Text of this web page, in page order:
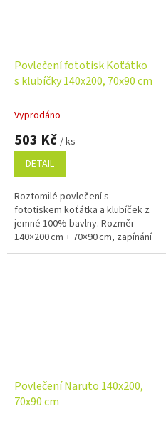
Povlečení fototisk Koťátko
s klubíčky 140x200, 70x90 cm
Vyprodáno
503 Kč / ks
DETAIL
Roztomilé povlečení s
fototiskem koťátka a klubíček z
jemné 100% bavlny. Rozměr
140×200 cm + 70×90 cm, zapínání
na zip. Ideální pro děti i
Povlečení Naruto 140x200,
70x90 cm